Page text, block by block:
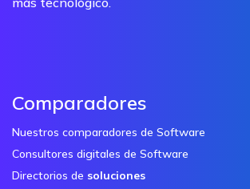
Comparadores
Nuestros comparadores de Software
Consultores digitales de Software
Directorios de soluciones